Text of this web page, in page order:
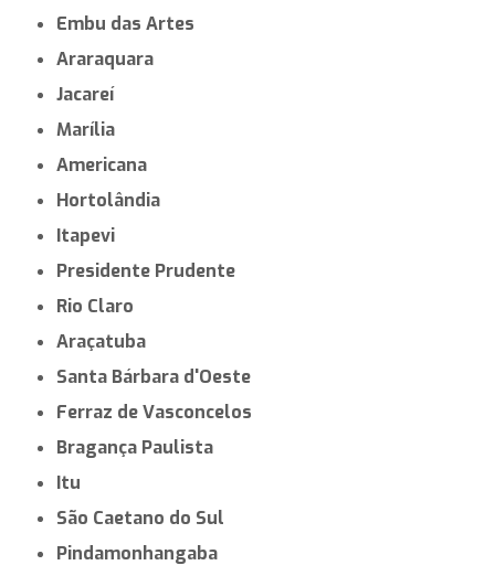
Embu das Artes
Araraquara
Jacareí
Marília
Americana
Hortolândia
Itapevi
Presidente Prudente
Rio Claro
Araçatuba
Santa Bárbara d'Oeste
Ferraz de Vasconcelos
Bragança Paulista
Itu
São Caetano do Sul
Pindamonhangaba